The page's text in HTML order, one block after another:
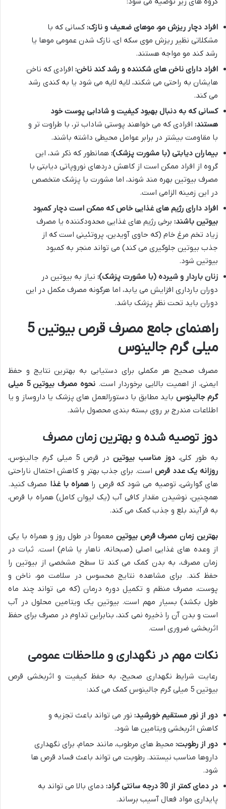
افراد دچار ریزش مو، موهای ضعیف و نازک: کسانی که با
مشکلاتی نظیر ریزش موی سکه ای، نازک شدن عمومی موها یا
رشد کند مو مواجه هستند.
افراد دارای ناخن های شکننده و رشد کند ناخن: افرادی که ناخن
هایشان به راحتی می شکند، لایه لایه می شود یا به کندی رشد
می کند.
کسانی که به دنبال بهبود کیفیت و شادابی پوست خود
هستند: افرادی که می خواهند پوستی شاداب تر، با طراوت تر و
با مقاومت بیشتر در برابر عوامل محیطی داشته باشند.
بیماران دیابتی (با مشورت پزشک): همانطور که ذکر شد، این
گروه از افراد ممکن است از کاهش دردهای نوروپاتی دیابتی با
مصرف بیوتین بهره مند شوند، اما مشورت با پزشک متخصص
در این زمینه الزامی است.
افراد دارای رژیم های غذایی خاص که ممکن است دچار کمبود
بیوتین باشند: برخی رژیم های غذایی محدودکننده یا مصرف
زیاد تخم مرغ خام (که حاوی آویدین، پروتئینی است که از
جذب بیوتین جلوگیری می کند) می تواند منجر به کمبود
بیوتین شود.
زنان باردار و شیرده (با مشورت پزشک): نیاز به بیوتین در
دوران بارداری افزایش می یابد، اما هرگونه مصرف مکمل در این
دوران باید تحت نظر پزشک باشد.
راهنمای جامع مصرف قرص بیوتین 5
میلی گرم جالینوس
مصرف صحیح هر مکملی برای دستیابی به بهترین نتایج و حفظ
ایمنی، از اهمیت بالایی برخوردار است.
نحوه مصرف بیوتین 5 میلی
گرم جالینوس باید مطابق با دستورالعمل های پزشک یا داروساز و یا
اطلاعات مندرج بر روی بسته بندی محصول باشد.
دوز توصیه شده و بهترین زمان مصرف
به طور کلی،دوز مناسب بیوتیندر قرص 5 میلی گرم جالینوس،
روزانه یک عدد قرصاست. برای جذب بهتر و کاهش احتمال ناراحتی
های گوارشی، توصیه می شود که قرص را همراه با غذا مصرف کنید.
همچنین، نوشیدن مقدار کافی آب (یک لیوان کامل) همراه با قرص،
به فرآیند بلع و جذب کمک می کند.
بهترین زمان مصرف قرص بیوتین معمولاً در طول روز و همراه با یکی
از وعده های غذایی اصلی (صبحانه، ناهار یا شام) است. ثبات در
زمان مصرف، به بدن کمک می کند تا سطح مشخصی از بیوتین را
حفظ کند. برای مشاهده نتایج محسوس در سلامت مو، ناخن و
پوست، مصرف منظم و تکمیل دوره درمان (که می تواند چند ماه
طول بکشد) بسیار مهم است. بیوتین یک ویتامین محلول در آب
است و بدن آن را ذخیره نمی کند، بنابراین تداوم در مصرف برای حفظ
اثربخشی ضروری است.
نکات مهم در نگهداری و ملاحظات عمومی
رعایت شرایط نگهداری صحیح، به حفظ کیفیت و اثربخشی قرص
بیوتین 5 میلی گرم جالینوس کمک می کند:
دور از نور مستقیم خورشید: نور می تواند باعث تجزیه و
کاهش اثربخشی ویتامین ها شود.
دور از رطوبت: محیط های مرطوب، مانند حمام، برای نگهداری
داروها مناسب نیستند. رطوبت می تواند باعث فساد قرص ها
شود.
در دمای کمتر از 30 درجه سانتی گراد:
دمای بالا می تواند به
پایداری مواد فعال آسیب برساند.